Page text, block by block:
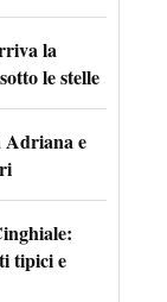
la
le stelle
Adriana e
tipici e